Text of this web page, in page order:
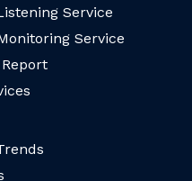
Service
Service